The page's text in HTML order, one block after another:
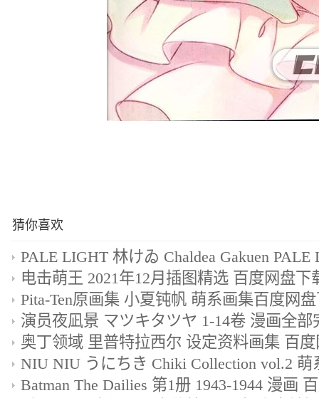
猜你喜欢
电击萌王 2021年12月插图精选 百度网盘下
Pita-Ten原画集 小夏钝帆 萌系画集百度网
奥丁领域 里普特拉西尔 设定资料画集 百
Batman The Dailies 第1册 1943-1944 漫画